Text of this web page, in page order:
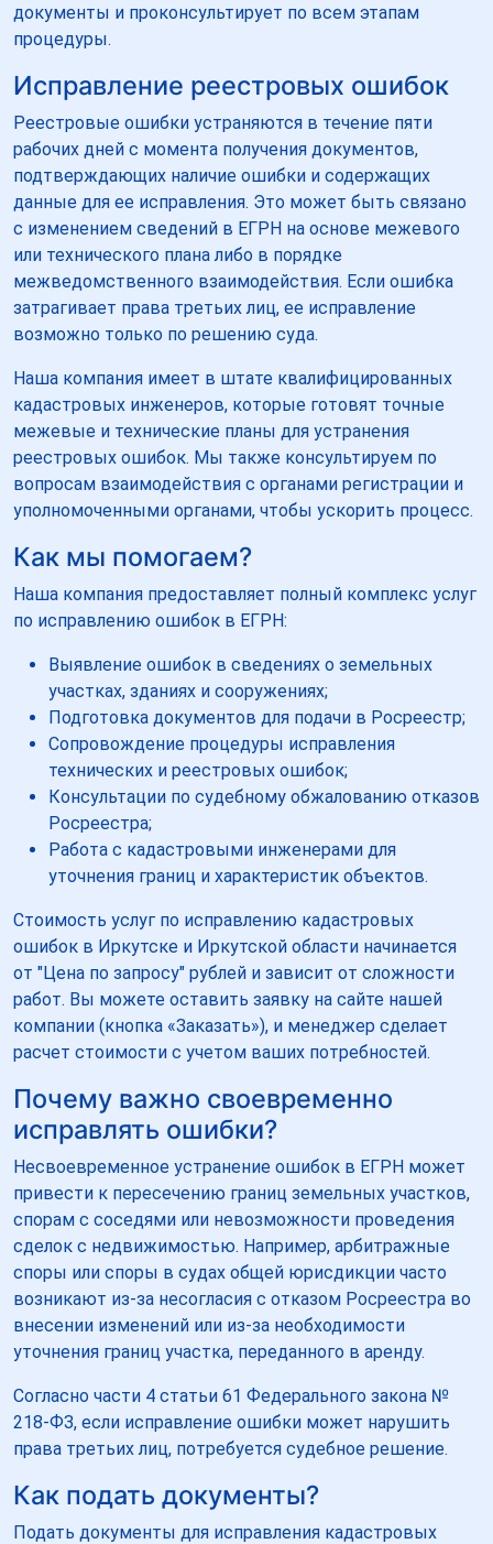
документы и проконсультирует по всем этапам
процедуры.
Исправление реестровых ошибок
Реестровые ошибки устраняются в течение пяти
рабочих дней с момента получения документов,
подтверждающих наличие ошибки и содержащих
данные для ее исправления. Это может быть связано
с изменением сведений в ЕГРН на основе межевого
или технического плана либо в порядке
межведомственного взаимодействия. Если ошибка
затрагивает права третьих лиц, ее исправление
возможно только по решению суда.
Наша компания имеет в штате квалифицированных
кадастровых инженеров, которые готовят точные
межевые и технические планы для устранения
реестровых ошибок. Мы также консультируем по
вопросам взаимодействия с органами регистрации и
уполномоченными органами, чтобы ускорить процесс.
Как мы помогаем?
Наша компания предоставляет полный комплекс услуг
по исправлению ошибок в ЕГРН:
Выявление ошибок в сведениях о земельных
участках, зданиях и сооружениях;
Подготовка документов для подачи в Росреестр;
Сопровождение процедуры исправления
технических и реестровых ошибок;
Консультации по судебному обжалованию отказов
Росреестра;
Работа с кадастровыми инженерами для
уточнения границ и характеристик объектов.
Стоимость услуг по исправлению кадастровых
ошибок в Иркутске и Иркутской области начинается
от "Цена по запросу" рублей и зависит от сложности
работ. Вы можете оставить заявку на сайте нашей
компании (кнопка «Заказать»), и менеджер сделает
расчет стоимости с учетом ваших потребностей.
Почему важно своевременно
исправлять ошибки?
Несвоевременное устранение ошибок в ЕГРН может
привести к пересечению границ земельных участков,
спорам с соседями или невозможности проведения
сделок с недвижимостью. Например, арбитражные
споры или споры в судах общей юрисдикции часто
возникают из-за несогласия с отказом Росреестра во
внесении изменений или из-за необходимости
уточнения границ участка, переданного в аренду.
Согласно части 4 статьи 61 Федерального закона №
218-ФЗ, если исправление ошибки может нарушить
права третьих лиц, потребуется судебное решение.
Как подать документы?
Подать документы для исправления кадастровых